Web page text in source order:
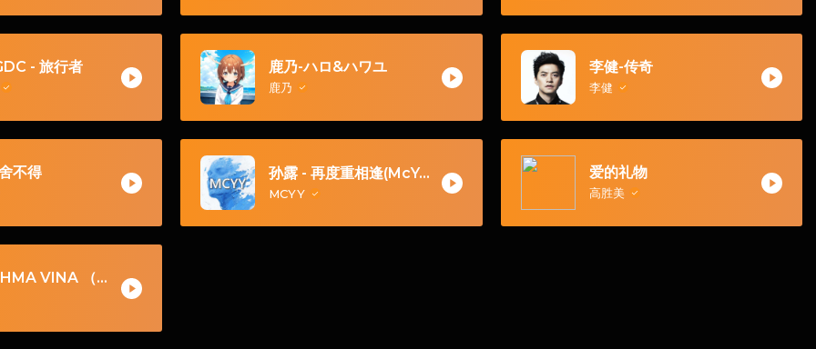
- 旅行者 鹿乃-ハロ&ハワユ
鹿乃
李健-传奇
李健
不得 孙露 - 再度重相逢(McYaoyao Electro Mix国语女)
MCYY
爱的礼物
高胜美
01 - DRHMA VINA （TANG MASHUP独家私货）